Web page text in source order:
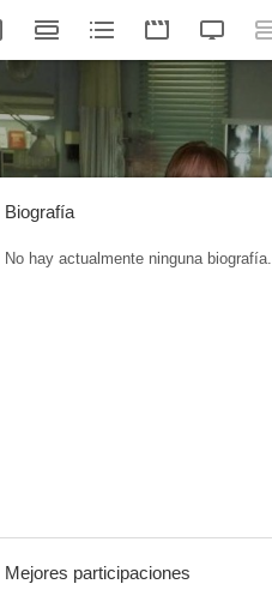
Biografía
No hay actualmente ninguna biografía.
Mejores participaciones